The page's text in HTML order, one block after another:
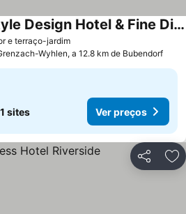
e terraço-jardim
Das Eckert - Lifestyle Design Hotel & Fine Dining bei Basel (Grenzach)
Wyhlen, a 12.8 km de Bubendorf
sites Ver preços
Partilhar